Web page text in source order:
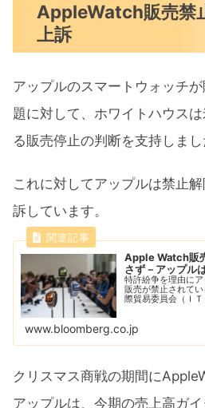
AppleWatch販売禁
上訴
アップルのスマートウォッチ
題に対して、ホワイトハウス
る販売停止の判断を支持しまし
これに対してアップルは禁止
訴しています。
Apple Watch販
さず－アップル
特許紛争を理由に
販売が禁止されて
際貿易委員会（Ｉ
www.bloomberg.co.jp
クリスマス商戦の期間に
アップルは、今期の売上高ガ